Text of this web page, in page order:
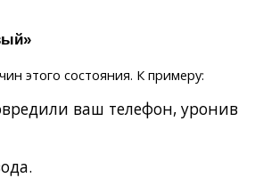
этого состояния. К примеру:
ваш телефон, уронив